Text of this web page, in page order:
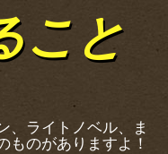
こと
、ライトノベル、ま
ものがありますよ！